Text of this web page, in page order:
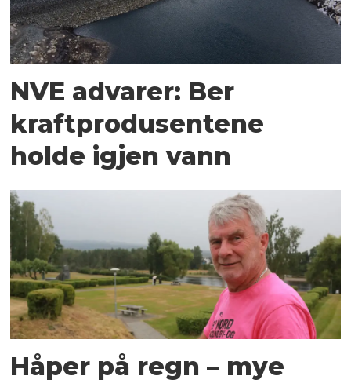
NVE advarer: Ber
kraftprodusentene
holde igjen vann
Håper på regn – mye